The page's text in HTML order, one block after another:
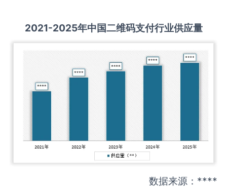
2021-2025年中国二维码支付行业供应量
数据来源：****